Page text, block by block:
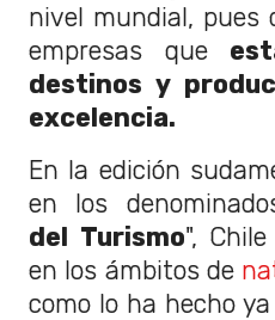
nivel mundial, pues
empresas que
destinos y
excelencia.
En la edición
en los
del Turismo",
en los ámbitos de
como lo ha hecho